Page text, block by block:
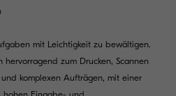
mit Leichtigkeit zu bewältigen.
hervorragend zum Drucken, Scannen
komplexen Aufträgen, mit einer